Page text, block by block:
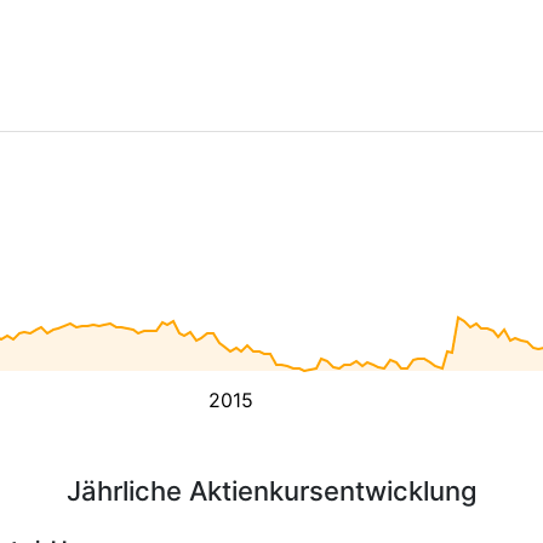
2015
Jährliche Aktienkursentwicklung